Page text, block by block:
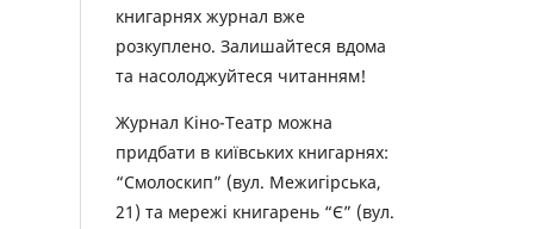
книгарнях журнал вже
розкуплено. Залишайтеся вдома
та насолоджуйтеся читанням!
Журнал Кіно-Театр можна
придбати в київських книгарнях:
“Смолоскип” (вул. Межигірська,
21) та мережі книгарень “Є” (вул.